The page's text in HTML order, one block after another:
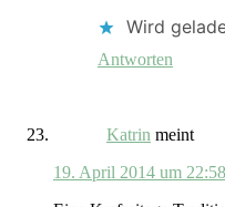
Wird
Antworten
Katrin meint
19. April 2014 um 22:58